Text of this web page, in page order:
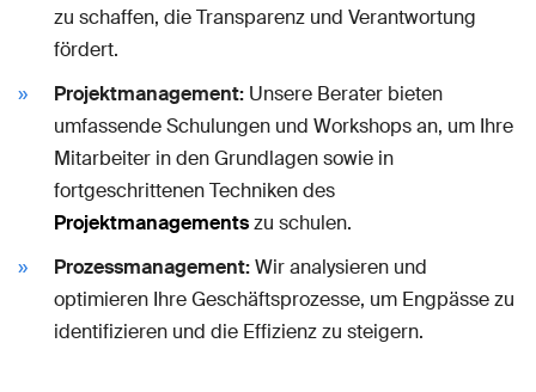
zu schaffen, die Transparenz und Verantwortung
fördert.
Projektmanagement: Unsere Berater bieten
umfassende Schulungen und Workshops an, um Ihre
Mitarbeiter in den Grundlagen sowie in
fortgeschrittenen Techniken des
Projektmanagementszu schulen.
Prozessmanagement:Wir analysieren und
optimieren Ihre Geschäftsprozesse, um Engpässe zu
identifizieren und die Effizienz zu steigern.